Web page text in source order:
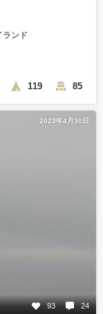
ランド
119 85
2023年4月30日
93 24